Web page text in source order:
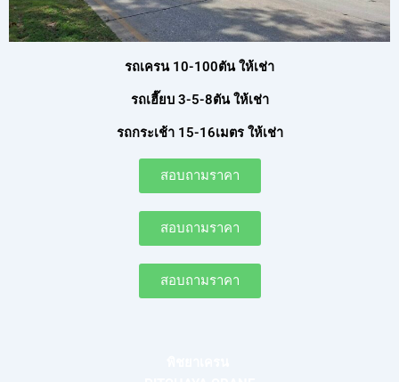
รถเครน 10-100ตัน ให้เช่า
รถเฮี๊ยบ 3-5-8ตัน ให้เช่า
รถกระเช้า 15-16เมตร ให้เช่า
สอบถามราคา
สอบถามราคา
สอบถามราคา